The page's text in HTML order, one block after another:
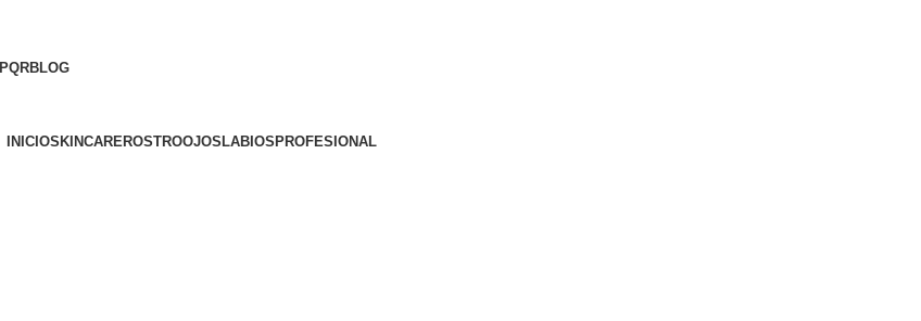
PQRBLOG
INICIOSKINCAREROSTROOJOSLABIOSPROFESIONAL